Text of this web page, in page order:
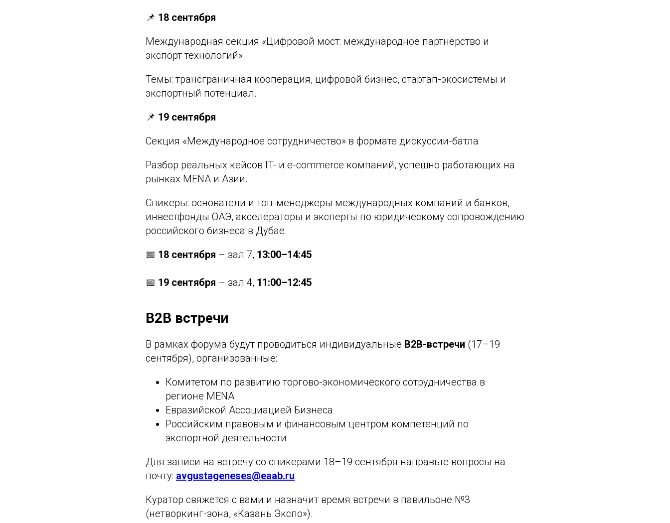
📌 18 сентября
Международная секция «Цифровой мост: международное партнёрство и
экспорт технологий»
Темы: трансграничная кооперация, цифровой бизнес, стартап-экосистемы и
экспортный потенциал.
📌 19 сентября
Секция «Международное сотрудничество» в формате дискуссии-батла
Разбор реальных кейсов IT- и e-commerce компаний, успешно работающих на
рынках MENA и Азии.
Спикеры: основатели и топ-менеджеры международных компаний и банков,
инвестфонды ОАЭ, акселераторы и эксперты по юридическому сопровождению
российского бизнеса в Дубае.
📅 18 сентября – зал 7, 13:00–14:45
📅 19 сентября – зал 4, 11:00–12:45
В2В встречи
В рамках форума будут проводиться индивидуальные B2B-встречи (17–19
сентября), организованные:
Комитетом по развитию торгово-экономического сотрудничества в
регионе MENA
Евразийской Ассоциацией Бизнеса
Российским правовым и финансовым центром компетенций по
экспортной деятельности
Для записи на встречу со спикерами 18–19 сентября направьте вопросы на
почту: avgustageneses@eaab.ru.
Куратор свяжется с вами и назначит время встречи в павильоне №3
(нетворкинг-зона, «Казань Экспо»).